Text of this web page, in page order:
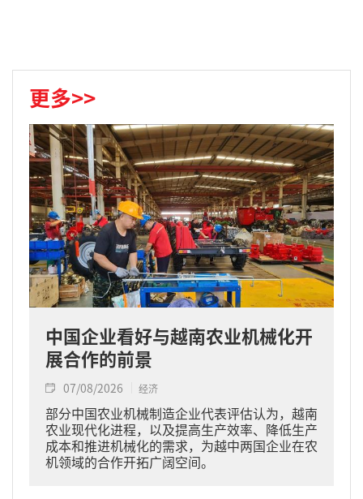
更多>>
中国企业看好与越南农业机械化开
展合作的前景
07/08/2026 经济
部分中国农业机械制造企业代表评估认为，越南
农业现代化进程，以及提高生产效率、降低生产
成本和推进机械化的需求，为越中两国企业在农
机领域的合作开拓广阔空间。